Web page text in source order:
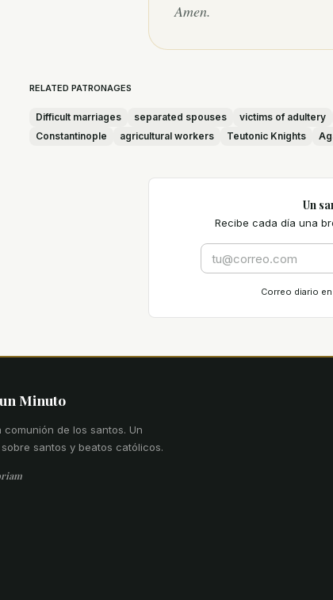
Amen.
RELATED PATRONAGES
Difficult marriages separated spouses victims of adultery
Constantinople
agricultural workers Teutonic Knights
Un
Recibe cada día una
Correo diario
Minuto
comunión de los santos. Un
santos y beatos católicos.